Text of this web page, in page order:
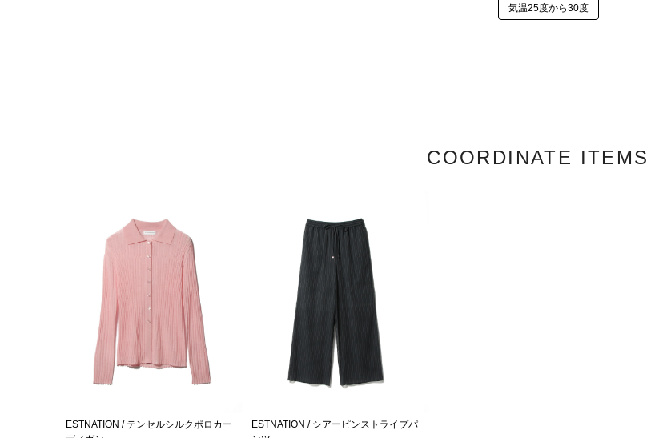
気温25度から30度
COORDINATE ITEMS
ESTNATION / テンセルシルクポロカー
ESTNATION / シアーピンストライプパ